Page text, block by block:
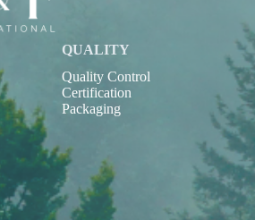
QUALITY
Quality Control
Certification
Packaging